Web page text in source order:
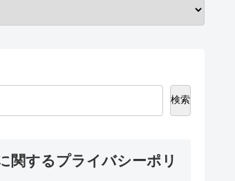
検索
関するプライバシーポリ